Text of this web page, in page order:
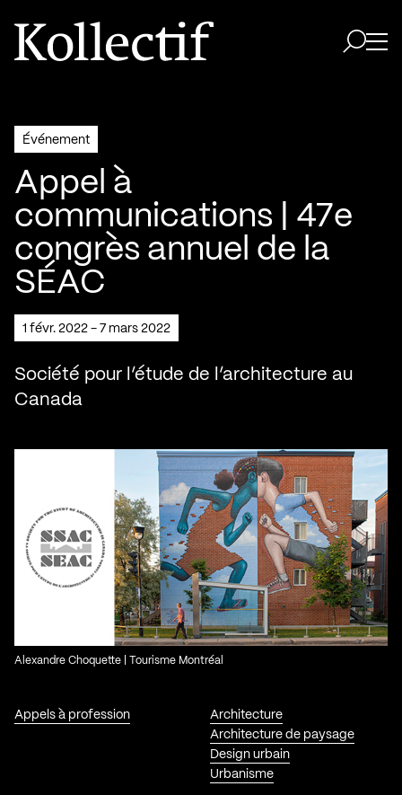
Aller à la page d'accueil
Logo Kollectif
Événement
Appel à
communications | 47e
congrès annuel de la
SÉAC
1 févr. 2022 - 7 mars 2022
Société pour l’étude de l’architecture au
Canada
Appels à profession
Architecture
Architecture de paysage
Design urbain
Urbanisme
Alexandre Choquette | Tourisme Montréal